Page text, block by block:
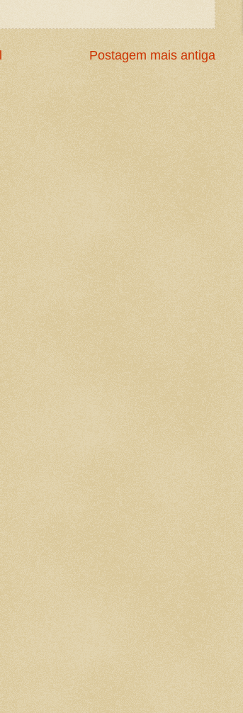
Postagem mais antiga